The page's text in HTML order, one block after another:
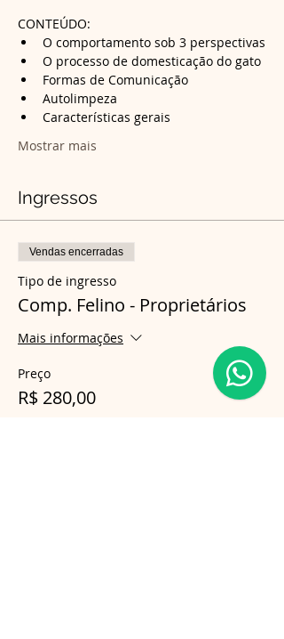
CONTEÚDO:
Mostrar mais
Ingressos
Vendas encerradas
Tipo de ingresso
Comp. Felino - Proprietários
Mais informações
Preço
R$ 280,00